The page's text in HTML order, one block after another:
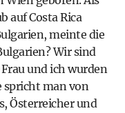
auf Costa Rica
meinte die
Wir sind
und ich wurden
spricht man von
Österreicher und